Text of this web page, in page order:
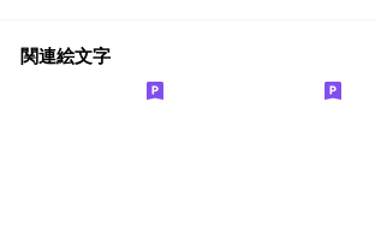
関連絵文字